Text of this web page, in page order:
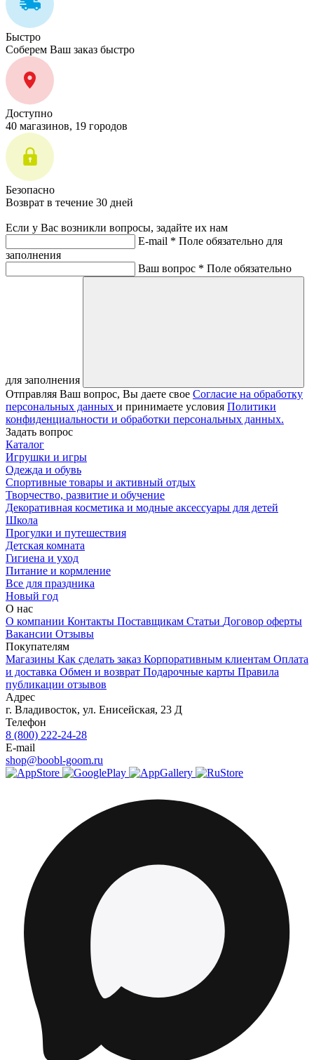
Быстро
Соберем Ваш заказ быстро
Доступно
40 магазинов, 19 городов
Безопасно
Возврат в течение 30 дней
Если у Вас возникли вопросы, задайте их нам
E-mail * Поле обязательно для
заполнения
Ваш вопрос * Поле обязательно
для заполнения
Отправляя Ваш вопрос, Вы даете свое Согласие на обработку
персональных данных и принимаете условия Политики
конфиденциальности и обработки персональных данных.
Задать вопрос
Каталог
Игрушки и игры
Одежда и обувь
Спортивные товары и активный отдых
Творчество, развитие и обучение
Декоративная косметика и модные аксессуары для детей
Школа
Прогулки и путешествия
Детская комната
Гигиена и уход
Питание и кормление
Все для праздника
Новый год
О нас
О компании Контакты Поставщикам Статьи Договор оферты
Вакансии Отзывы
Покупателям
Магазины Как сделать заказ Корпоративным клиентам Оплата
и доставка Обмен и возврат Подарочные карты Правила
публикации отзывов
Адрес
г. Владивосток, ул. Енисейская, 23 Д
Телефон
8 (800) 222-24-28
E-mail
shop@boobl-goom.ru